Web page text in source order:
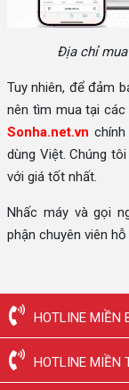
Địa chỉ
Tuy nhiên, để đảm
nên tìm mua tại
Sonha.net.vn
dùng Việt. Chúng
với giá tốt nhất.
Nhấc máy và gọi
phận chuyên viên
HOTLINE MIỀN
HOTLINE MIỀN